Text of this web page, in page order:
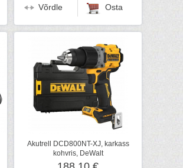
Võrdle Osta
Akutrell DCD800NT-XJ, karkass
kohvris, DeWalt